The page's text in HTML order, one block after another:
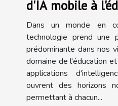
d'IA mobile à
l'apprentissage
Dans un monde en
technologie prend
prédominante dans nos
domaine de l'éducation
applications
ouvrent des horizons
permettant à chacun...